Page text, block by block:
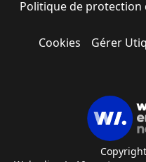
Politique de protection
Cookies Gérer Utiq